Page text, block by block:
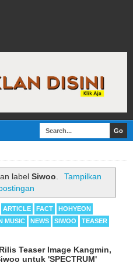
labelSiwoo
Tampilkan
ARTICLE FACT
HOHYEON
MUSIC NEWS SIWOO
TEASER
Teaser Image Kangmin,
untuk 'SPECTRUM'